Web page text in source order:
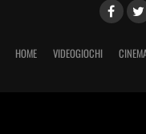
HOME VIDEOGIOCHI